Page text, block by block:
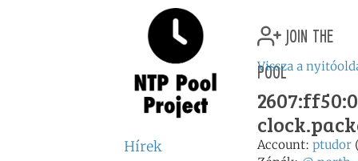
Hírek
join the
pool
Vissza a
Account: ptudor